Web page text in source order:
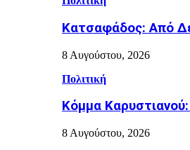
Κατσαφάδος: Από
8 Αυγούστου, 2026
Πολιτική
Κόμμα
8 Αυγούστου, 2026